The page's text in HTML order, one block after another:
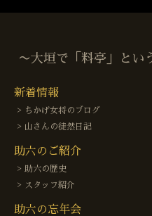
〜大垣で「料亭」とい
新着情報
ちかげ女将のブログ
山さんの徒然日記
助六のご紹介
助六の歴史
スタッフ紹介
助六の忘年会